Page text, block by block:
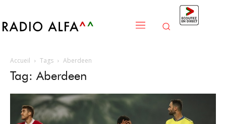
Accueil Tags Aberdeen
Tag: Aberdeen